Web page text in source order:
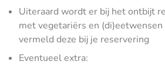
Uiteraard wordt er bij het ontbijt
met vegetariërs en
vermeld deze bij je reservering
Eventueel extra: